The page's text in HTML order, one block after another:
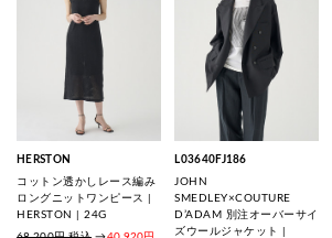
HERSTON
コットン透かしレース編み
ロングニットワンピース |
HERSTON | 24G
L03640FJ186
JOHN
SMEDLEY×COUTURE
D’ADAM 別注オーバーサイ
ズウールジャケット |